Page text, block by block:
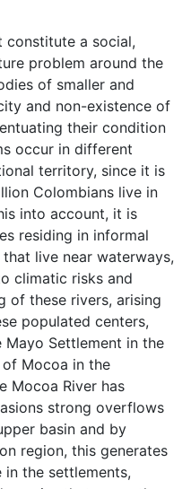
constitute a social,
problem around the
of smaller and
and non-existence of
their condition
occur in different
territory, since it is
Colombians live in
into account, it is
residing in informal
live near waterways,
climatic risks and
of these rivers, arising
populated centers,
Mayo Settlement in the
Mocoa in the
Mocoa River has
strong overflows
basin and by
region, this generates
the settlements,